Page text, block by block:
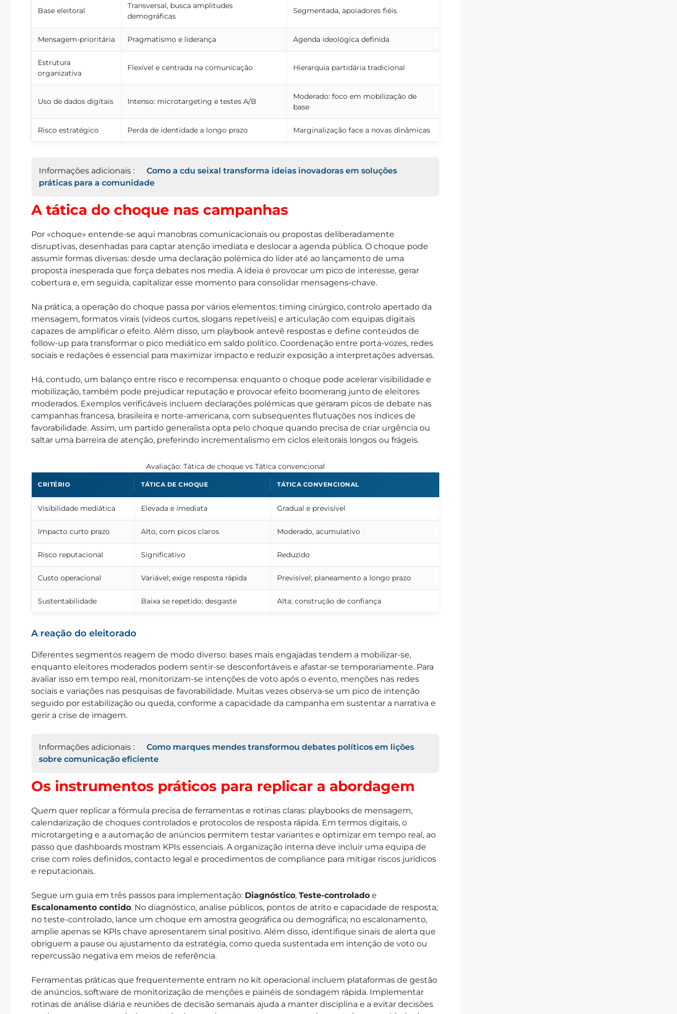
Base eleitoral
Transversal, busca amplitudes
demográficas
Segmentada, apoiadores fiéis
Mensagem-prioritária Pragmatismo e liderança Agenda ideológica definida
Estrutura
organizativa
Flexível e centrada na comunicação Hierarquia partidária tradicional
Uso de dados digitais Intenso: microtargeting e testes A/B
Moderado: foco em mobilização de
base
Risco estratégico Perda de identidade a longo prazo Marginalização face a novas dinâmicas
Informações adicionais :
Como a cdu seixal transforma ideias inovadoras em soluções
práticas para a comunidade
A tática do choque nas campanhas
Por «choque» entende-se aqui manobras comunicacionais ou propostas deliberadamente
disruptivas, desenhadas para captar atenção imediata e deslocar a agenda pública. O choque pode
assumir formas diversas: desde uma declaração polémica do líder até ao lançamento de uma
proposta inesperada que força debates nos media. A ideia é provocar um pico de interesse, gerar
cobertura e, em seguida, capitalizar esse momento para consolidar mensagens-chave.
Na prática, a operação do choque passa por vários elementos: timing cirúrgico, controlo apertado da
mensagem, formatos virais (vídeos curtos, slogans repetíveis) e articulação com equipas digitais
capazes de amplificar o efeito. Além disso, um playbook antevê respostas e define conteúdos de
follow-up para transformar o pico mediático em saldo político. Coordenação entre porta-vozes, redes
sociais e redações é essencial para maximizar impacto e reduzir exposição a interpretações adversas.
Há, contudo, um balanço entre risco e recompensa: enquanto o choque pode acelerar visibilidade e
mobilização, também pode prejudicar reputação e provocar efeito boomerang junto de eleitores
moderados. Exemplos verificáveis incluem declarações polémicas que geraram picos de debate nas
campanhas francesa, brasileira e norte-americana, com subsequentes flutuações nos índices de
favorabilidade. Assim, um partido generalista opta pelo choque quando precisa de criar urgência ou
saltar uma barreira de atenção, preferindo incrementalismo em ciclos eleitorais longos ou frágeis.
Avaliação: Tática de choque vs Tática convencional
CRITÉRIO TÁTICA DE CHOQUE TÁTICA CONVENCIONAL
Visibilidade mediática Elevada e imediata Gradual e previsível
Impacto curto prazo Alto, com picos claros Moderado, acumulativo
Risco reputacional Significativo Reduzido
Custo operacional Variável; exige resposta rápida Previsível; planeamento a longo prazo
Sustentabilidade Baixa se repetido; desgaste Alta; construção de confiança
A reação do eleitorado
Diferentes segmentos reagem de modo diverso: bases mais engajadas tendem a mobilizar-se,
enquanto eleitores moderados podem sentir-se desconfortáveis e afastar-se temporariamente. Para
avaliar isso em tempo real, monitorizam-se intenções de voto após o evento, menções nas redes
sociais e variações nas pesquisas de favorabilidade. Muitas vezes observa-se um pico de intenção
seguido por estabilização ou queda, conforme a capacidade da campanha em sustentar a narrativa e
gerir a crise de imagem.
Informações adicionais :
Como marques mendes transformou debates políticos em lições
sobre comunicação eficiente
Os instrumentos práticos para replicar a abordagem
Quem quer replicar a fórmula precisa de ferramentas e rotinas claras: playbooks de mensagem,
calendarização de choques controlados e protocolos de resposta rápida. Em termos digitais, o
microtargeting e a automação de anúncios permitem testar variantes e optimizar em tempo real, ao
passo que dashboards mostram KPIs essenciais. A organização interna deve incluir uma equipa de
crise com roles definidos, contacto legal e procedimentos de compliance para mitigar riscos jurídicos
e reputacionais.
Segue um guia em três passos para implementação: Diagnóstico, Teste-controlado e
Escalonamento contido. No diagnóstico, analise públicos, pontos de atrito e capacidade de resposta;
no teste-controlado, lance um choque em amostra geográfica ou demográfica; no escalonamento,
amplie apenas se KPIs chave apresentarem sinal positivo. Além disso, identifique sinais de alerta que
obriguem a pause ou ajustamento da estratégia, como queda sustentada em intenção de voto ou
repercussão negativa em meios de referência.
Ferramentas práticas que frequentemente entram no kit operacional incluem plataformas de gestão
de anúncios, software de monitorização de menções e painéis de sondagem rápida. Implementar
rotinas de análise diária e reuniões de decisão semanais ajuda a manter disciplina e a evitar decisões